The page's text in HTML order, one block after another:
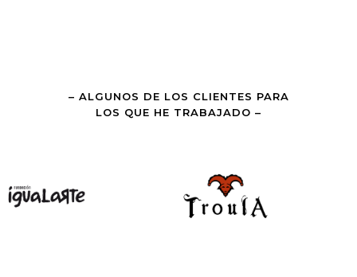
– ALGUNOS DE LOS CLIENTES PARA
LOS QUE HE TRABAJADO –